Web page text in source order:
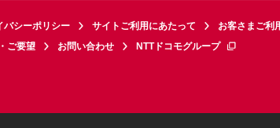
バシーポリシー サイトご利用にあたって お客さまご利
ご要望 お問い合わせ NTTドコモグループ